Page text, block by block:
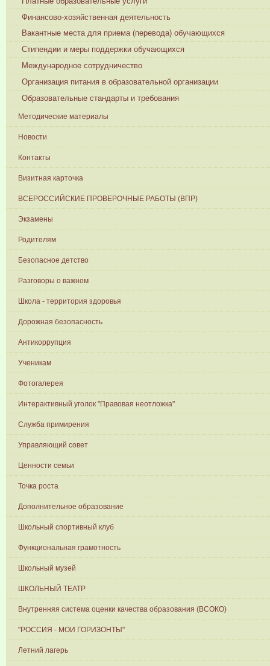
Финансово-хозяйственная деятельность
Вакантные места для приема (перевода) обучающихся
Стипендии и меры поддержки обучающихся
Международное сотрудничество
Организация питания в образовательной организации
Образовательные стандарты и требования
Методические материалы
Новости
Контакты
Визитная карточка
ВСЕРОССИЙСКИЕ ПРОВЕРОЧНЫЕ РАБОТЫ (ВПР)
Экзамены
Родителям
Безопасное детство
Разговоры о важном
Школа - территория здоровья
Дорожная безопасность
Антикоррупция
Ученикам
Фотогалерея
Интерактивный уголок "Правовая неотложка"
Служба примирения
Управляющий совет
Ценности семьи
Точка роста
Дополнительное образование
Школьный спортивный клуб
Функциональная грамотность
Школьный музей
ШКОЛЬНЫЙ ТЕАТР
Внутренняя система оценки качества образования (ВСОКО)
"РОССИЯ - МОИ ГОРИЗОНТЫ"
Летний лагерь